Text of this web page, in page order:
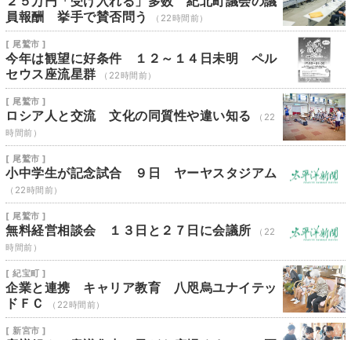
員報酬 挙手で賛否問う
（22時間前）
[ 尾鷲市 ]
今年は観望に好条件 １２～１４日未明 ペル
セウス座流星群
（22時間前）
[ 尾鷲市 ]
ロシア人と交流 文化の同質性や違い知る
（22
時間前）
[ 尾鷲市 ]
小中学生が記念試合 ９日 ヤーヤスタジアム
（22時間前）
[ 尾鷲市 ]
無料経営相談会 １３日と２７日に会議所
（22
時間前）
[ 紀宝町 ]
企業と連携 キャリア教育 八咫烏ユナイテッ
ドＦＣ
（22時間前）
[ 新宮市 ]